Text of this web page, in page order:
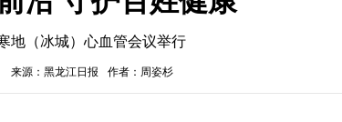
地（冰城）心血管会议举行
来源：黑龙江日报 作者：周姿杉